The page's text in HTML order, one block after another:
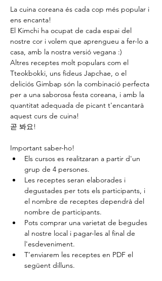
La cuina coreana és cada cop més popular i
ens encanta!
El Kimchi ha ocupat de cada espai del
nostre cor i volem que aprengueu a fer-lo a
casa, amb la nostra versió vegana :)
Altres receptes molt populars com el
Tteokbokki, uns fideus Japchae, o el
deliciós Gimbap són la combinació perfecta
per a una saborosa festa coreana, i amb la
quantitat adequada de picant t'encantarà
aquest curs de cuina!
곧 봐요!
Important saber-ho!
Els cursos es realitzaran a partir d'un
grup de 4 persones.
Les receptes seran elaborades i
degustades per tots els participants, i
el nombre de receptes dependrà del
nombre de participants.
Pots comprar una varietat de begudes
al nostre local i pagar-les al final de
l'esdeveniment.
T’enviarem les receptes en PDF el
següent dilluns.